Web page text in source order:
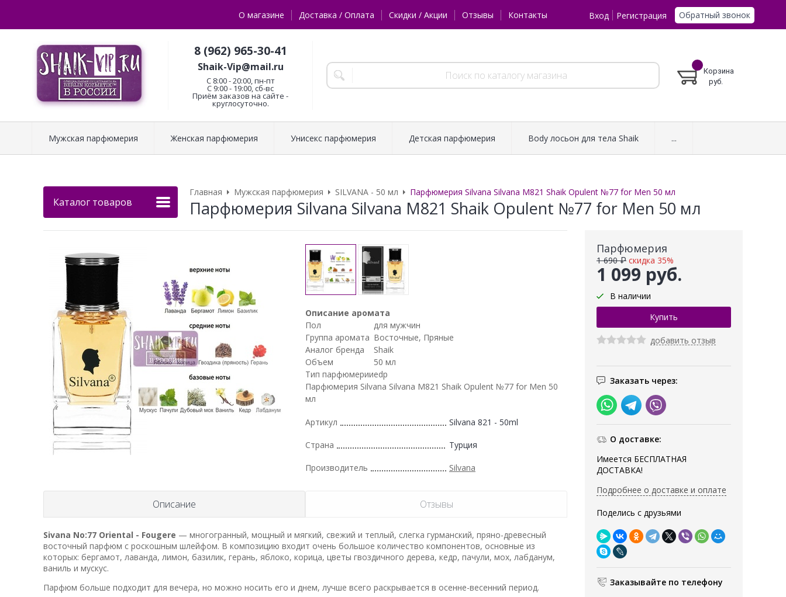
О магазине Доставка / Оплата Скидки / Акции Отзывы Контакты Вход Регистрация Обратный звонок
8 (962) 965-30-41
Shaik-Vip@mail.ru
C 8:00 - 20:00, пн-пт
С 9:00 - 19:00, сб-вс
Приём заказов на сайте -
круглосуточно.
Корзина
руб.
Мужская парфюмерия Женская парфюмерия Унисекс парфюмерия Детская парфюмерия Body лосьон для тела Shaik ...
Каталог товаров
Главная Мужская парфюмерия SILVANA - 50 мл Парфюмерия Silvana Silvana M821 Shaik Opulent №77 for Men 50 мл
Парфюмерия Silvana Silvana M821 Shaik Opulent №77 for Men 50 мл
Парфюмерия
1 099 руб.
1 690 ₽ скидка 35%
В наличии
добавить отзыв
Заказать через:
О доставке:
Имеется БЕСПЛАТНАЯ
ДОСТАВКА!
Подробнее о доставке и оплате
Поделись с друзьями
Заказывайте по телефону
Описание аромата
Пол
для мужчин
Группа аромата Восточные, Пряные
Аналог бренда
Shaik
Объем
50 мл
Тип парфюмерииedp
Парфюмерия Silvana Silvana M821 Shaik Opulent №77 for Men 50
мл
Артикул Silvana 821 - 50ml
Страна Турция
Производитель Silvana
Описание Отзывы
Sivana No:77 Oriental - Fougere — многогранный, мощный и мягкий, свежий и теплый, слегка гурманский, пряно-древесный
восточный парфюм с роскошным шлейфом. В композицию входит очень большое количество компонентов, основные из
которых: бергамот, лаванда, лимон, базилик, герань, яблоко, корица, цветы гвоздичного дерева, кедр, пачули, мох, лабданум,
ваниль и мускус.
Парфюм больше подходит для вечера, но можно носить его и днем, лучше всего раскрывается в осенне-весенний период.